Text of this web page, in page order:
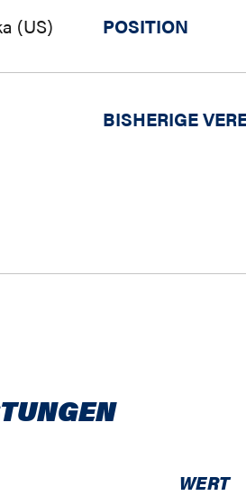
(US) POSITION
BISHERIGE
WERT